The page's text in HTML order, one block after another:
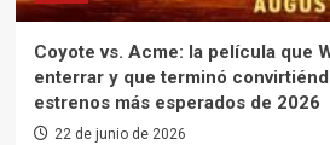
Coyote vs. Acme: la película que
enterrar y que terminó
estrenos más esperados de 2026
22 de junio de 2026